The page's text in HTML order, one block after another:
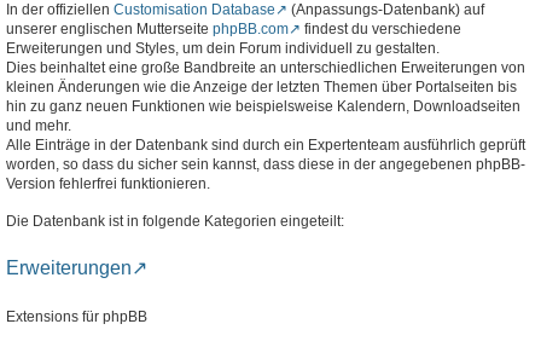
In der offiziellen Customisation Database
(Anpassungs-Datenbank) auf
unserer englischen Mutterseite phpBB.com
findest du verschiedene
Erweiterungen und Styles, um dein Forum individuell zu gestalten.
Dies beinhaltet eine große Bandbreite an unterschiedlichen Erweiterungen von
kleinen Änderungen wie die Anzeige der letzten Themen über Portalseiten bis
hin zu ganz neuen Funktionen wie beispielsweise Kalendern, Downloadseiten
und mehr.
Alle Einträge in der Datenbank sind durch ein Expertenteam ausführlich geprüft
worden, so dass du sicher sein kannst, dass diese in der angegebenen phpBB-
Version fehlerfrei funktionieren.
Die Datenbank ist in folgende Kategorien eingeteilt:
Erweiterungen
Extensions für phpBB